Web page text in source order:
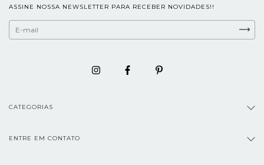
ASSINE NOSSA NEWSLETTER PARA RECEBER NOVIDADES!!
CATEGORIAS
ENTRE EM CONTATO